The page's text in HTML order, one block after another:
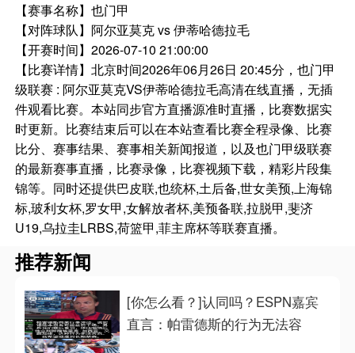
【赛事名称】也门甲
【对阵球队】 阿尔亚莫克 vs 伊蒂哈德拉毛
【开赛时间】2026-07-10 21:00:00
【比赛详情】北京时间2026年06月26日 20:45分，也门甲
级联赛 : 阿尔亚莫克VS伊蒂哈德拉毛高清在线直播，无插
件观看比赛。本站同步官方直播源准时直播，比赛数据实
时更新。比赛结束后可以在本站查看比赛全程录像、比赛
比分、赛事结果、赛事相关新闻报道，以及也门甲级联赛
的最新赛事直播，比赛录像，比赛视频下载，精彩片段集
锦等。同时还提供巴皮联,也统杯,土后备,世女美预,上海锦
标,玻利女杯,罗女甲,女解放者杯,美预备联,拉脱甲,斐济
U19,乌拉圭LRBS,荷篮甲,菲主席杯等联赛直播。
推荐新闻
[你怎么看？]认同吗？ESPN嘉宾
直言：帕雷德斯的行为无法容